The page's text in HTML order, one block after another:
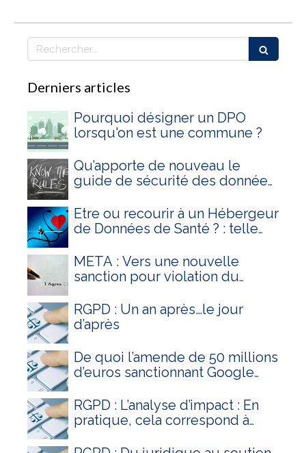
Rechercher
Derniers articles
Pourquoi désigner un DPO
lorsqu'on est une commune ?
Qu’apporte de nouveau le
guide de sécurité des données
version 2024 ?
Être ou recourir à un Hébergeur
de Données de Santé ? : telle
META : Vers une nouvelle
sanction pour violation du
RGPD : Un an après…le jour
d’après
De quoi l’amende de 50 millions
d’euros sanctionnant Google
RGPD : L’analyse d’impact : En
pratique, cela correspond à